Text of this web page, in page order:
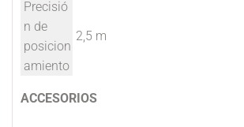
Precisió
n de
posicion
amiento
2,5 m
ACCESORIOS